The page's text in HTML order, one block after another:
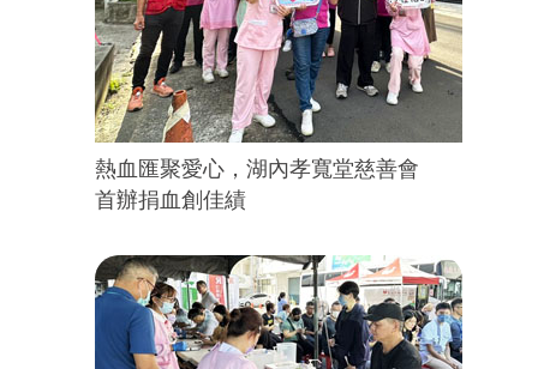
熱血匯聚愛心，湖內孝寬堂慈善會
首辦捐血創佳績